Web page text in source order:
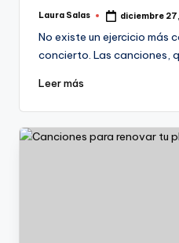
Publicado
Laura Salas diciembre
No existe un ejercicio más
concierto. Las canciones,
Leer más